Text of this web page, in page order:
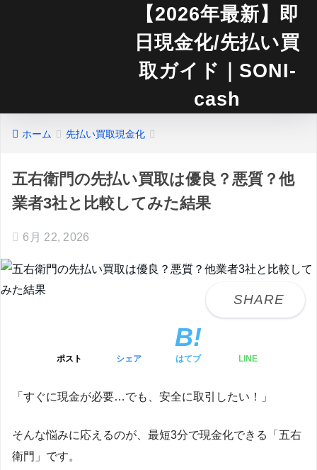
【2026年最新】即
日現金化/先払い買
取ガイド｜SONI-
cash
ホーム 先払い買取現金化
五右衛門の先払い買取は優良？悪質？他
業者3社と比較してみた結果
6月 22, 2026
ポスト シェア はてブ LINE
「すぐに現金が必要…でも、安全に取引したい！」
そんな悩みに応えるのが、最短3分で現金化できる「五右
衛門」です。